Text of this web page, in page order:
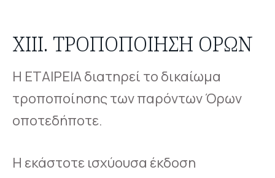
XIII. ΤΡΟΠΟΠΟΊΗΣΗ ΌΡΩΝ
Η ΕΤΑΙΡΕΙΑ διατηρεί το δικαίωμα
τροποποίησης των παρόντων Όρων
οποτεδήποτε.
Η εκάστοτε ισχύουσα έκδοση